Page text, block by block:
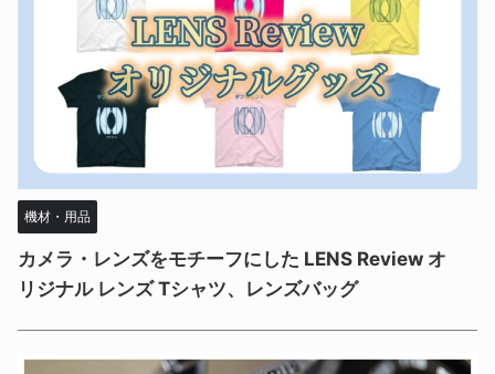
機材・用品
カメラ・レンズをモチーフにした LENS Review オ
リジナル レンズ Tシャツ、レンズバッグ